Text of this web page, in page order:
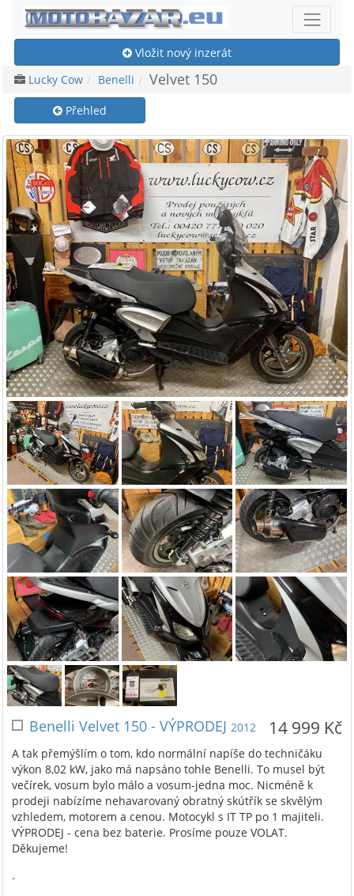
Vložit nový inzerát
Lucky Cow
Benelli Velvet 150
Přehled
14 999 Kč
Benelli Velvet 150 - VÝPRODEJ 2012
A tak přemýšlím o tom, kdo normální napíše do techničáku
výkon 8,02 kW, jako má napsáno tohle Benelli. To musel být
večírek, vosum bylo málo a vosum-jedna moc. Nicméně k
prodeji nabízíme nehavarovaný obratný skútřík se skvělým
vzhledem, motorem a cenou. Motocykl s IT TP po 1 majiteli.
VÝPRODEJ - cena bez baterie. Prosíme pouze VOLAT.
Děkujeme!
.